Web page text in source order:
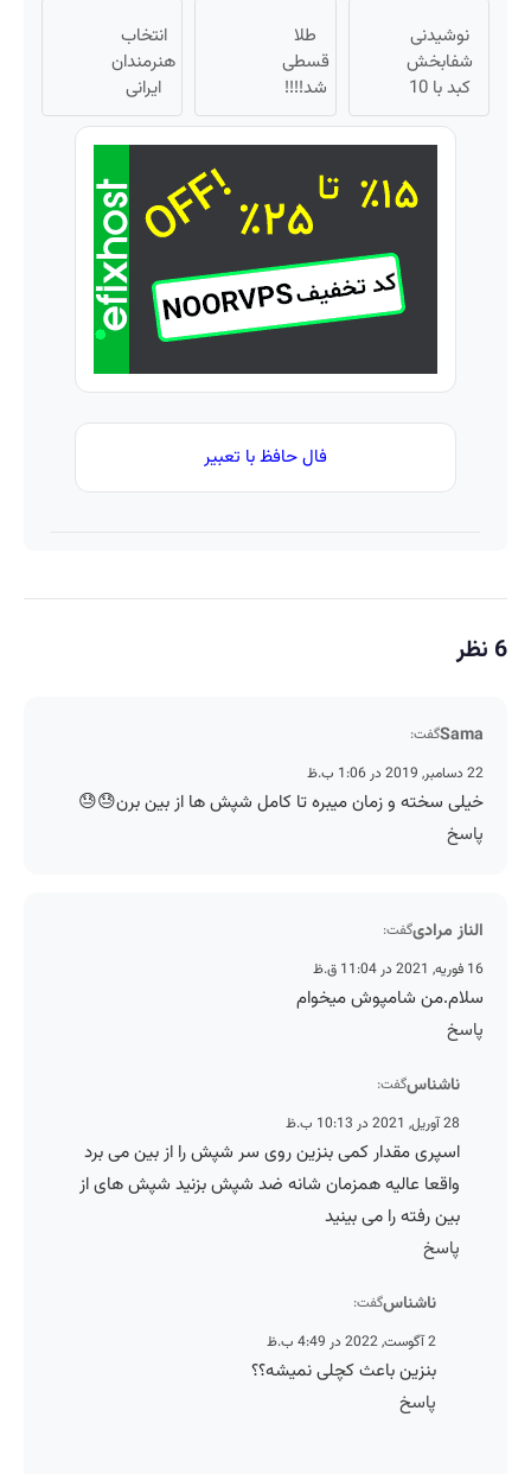
23 روزه
ساخت!
میکنه
که انگار
بوتاکس
کردی!
(تخفیف
ویژه
روش
خانگی60%تخفیف
نوشیدنی
شفابخش
کبد با 10
گیاه
موثر(تخفیف
طلا
قسطی
شد!!!!
💰🔥
انتخاب
هنرمندان
ایرانی
برای
جوانی
خرید با
تخفیف
ویژه
فال حافظ با تعبیر
6 نظر
Samaگفت:
22 دسامبر, 2019 در 1:06 ب.ظ
خیلی سخته و زمان میبره تا کامل شپش ها از بین برن😓😓
پاسخ
الناز مرادیگفت:
16 فوریه, 2021 در 11:04 ق.ظ
سلام.من شامپوش میخوام
پاسخ
ناشناسگفت:
28 آوریل, 2021 در 10:13 ب.ظ
اسپری مقدار کمی بنزین روی سر شپش را از بین می برد
واقعا عالیه همزمان شانه ضد شپش بزنید شپش های از
بین رفته را می بینید
پاسخ
ناشناسگفت:
2 آگوست, 2022 در 4:49 ب.ظ
بنزین باعث کچلی نمیشه؟؟
پاسخ